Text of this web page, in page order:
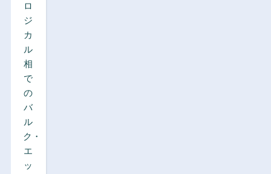
ロ
ジ
カ
ル
相
で
の
バ
ル
ク・
エ
ッ